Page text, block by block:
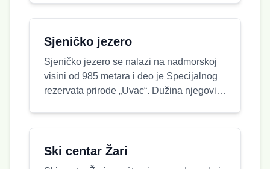
svrstava među najhladnije delove Srbije.
rezervatom prirode i obuhvata 3.117,97
hektara. Rezervat čini jedinstveni
kompleks barskih, močvarnih i tresavskih
staništa, što ga svrstava među
najznačajnija područja očuvanog
obitavaju brojne reliktne, endemične, retke
Sjeničko jezero
Sjeničko jezero se nalazi na nadmorskoj
visini od 985 metara i deo je Specijalnog
rezervata prirode „Uvac“. Dužina njegovih
pogled na okolne meandre. Jezero je
Ski centar Žari